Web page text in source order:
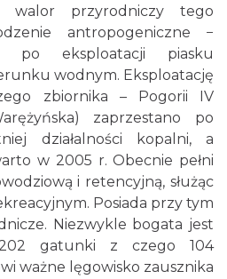
walor przyrodniczy tego
antropogeniczne −
po eksploatacji piasku
wodnym. Eksploatację
zbiornika – Pogorii IV
zaprzestano po
działalności kopalni, a
w 2005 r. Obecnie pełni
i retencyjną, służąc
Posiada przy tym
Niezwykle bogata jest
gatunki z czego 104
ważne lęgowisko zausznika